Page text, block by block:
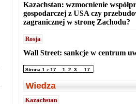
Kazachstan: wzmocnienie
gospodarczej z USA czy
zagranicznej w stronę Zachodu?
Rosja
Wall Street: sankcje w centrum
Strona 1 z 17 1 2 3 17
Wiedza
Kazachstan